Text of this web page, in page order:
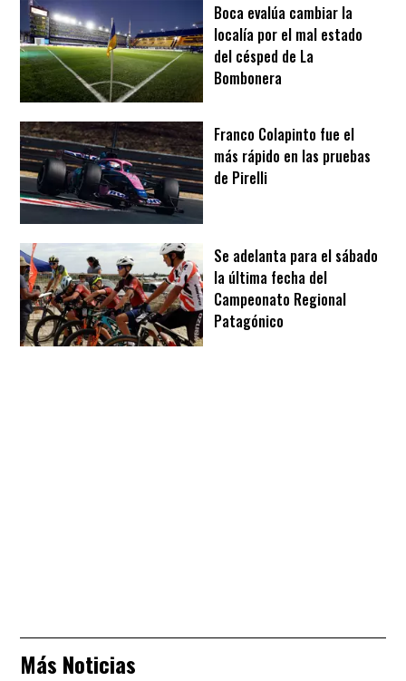
Boca evalúa cambiar la
localía por el mal estado
del césped de La
Bombonera
Franco Colapinto fue el
más rápido en las pruebas
de Pirelli
Se adelanta para el sábado
la última fecha del
Campeonato Regional
Patagónico
Más Noticias